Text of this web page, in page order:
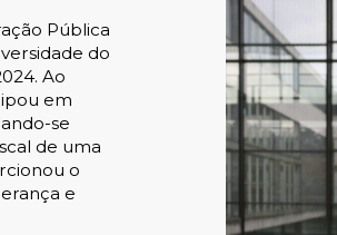
Pública
do
Ao
em
se
de uma
o
e